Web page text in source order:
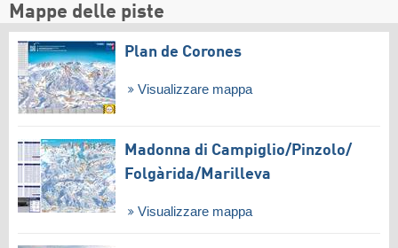
Mappe delle piste
Plan de Corones
Visualizzare mappa
Madonna di Campiglio/​Pinzolo/​
Folgàrida/​Marilleva
Visualizzare mappa